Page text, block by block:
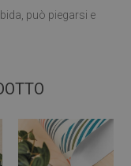
può piegarsi e